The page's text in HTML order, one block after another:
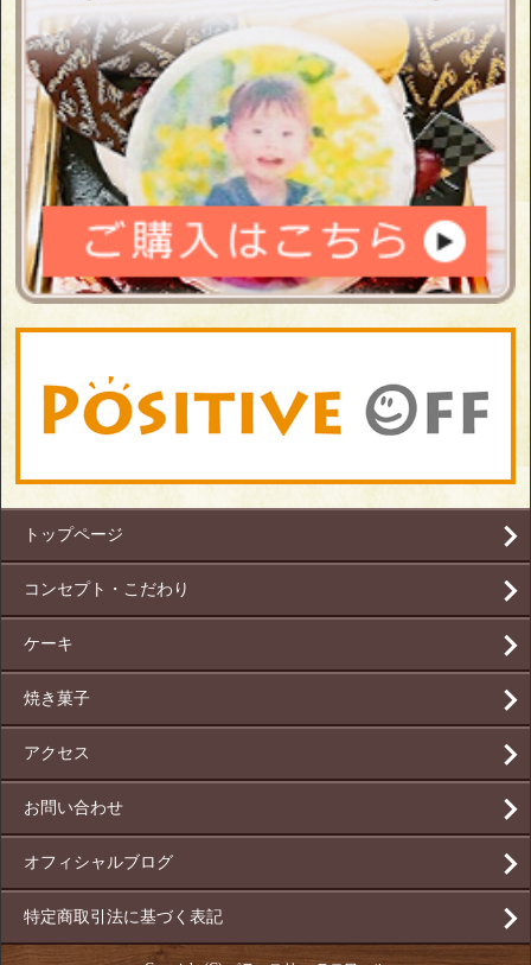
トップページ
コンセプト・こだわり
ケーキ
焼き菓子
アクセス
お問い合わせ
オフィシャルブログ
特定商取引法に基づく表記